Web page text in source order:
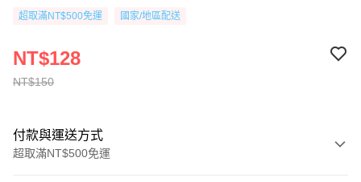
超取滿NT$500免運 國家/地區配送
NT$150
NT$128
付款與運送方式
超取滿NT$500免運